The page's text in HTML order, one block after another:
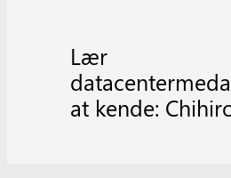
Lær
at kende: